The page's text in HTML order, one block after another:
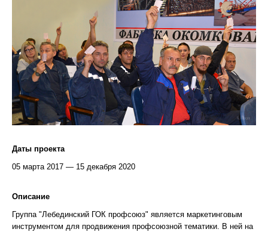
Даты проекта
05 марта 2017 — 15 декабря 2020
Описание
Группа "Лебединский ГОК профсоюз" является маркетинговым
инструментом для продвижения профсоюзной тематики. В ней на